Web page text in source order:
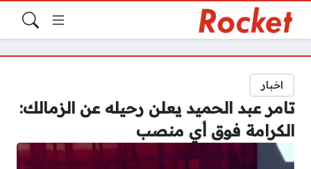
اخبار
تامر عبد الحميد يعلن رحيله عن الزمالك:
الكرامة فوق أي منصب